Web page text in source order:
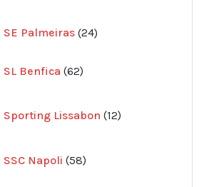
SE Palmeiras 24
produkter
SL Benfica 62
produkter
Sporting Lissabon 12produkter
SSC Napoli 58
produkter